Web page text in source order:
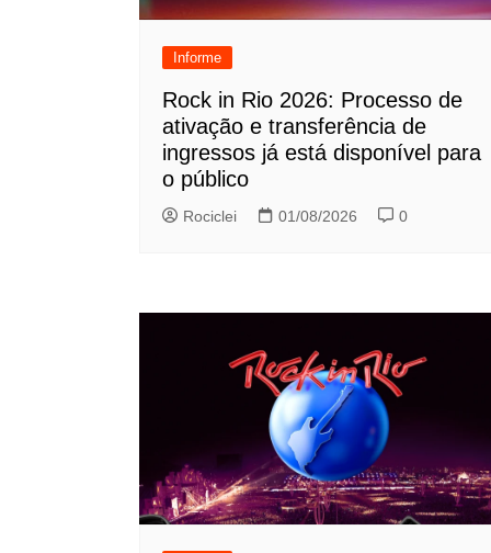
Informe
Rock in Rio 2026: Processo de
ativação e transferência de
ingressos já está disponível para
o público
Rociclei 01/08/2026 0